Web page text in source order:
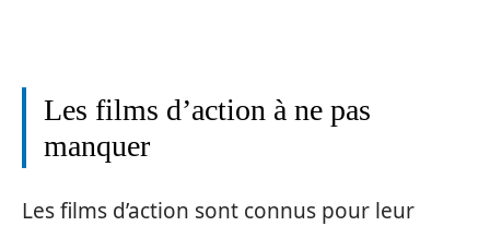
Les films d’action à ne pas
manquer
Les films d’action sont connus pour leur